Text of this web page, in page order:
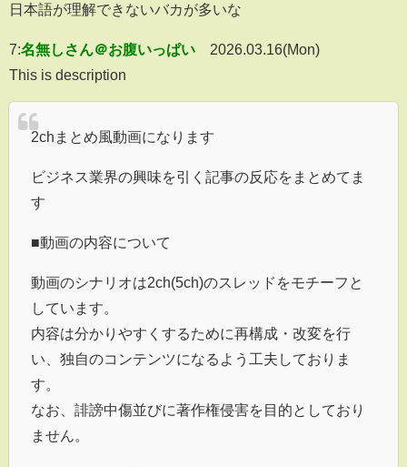
日本語が理解できないバカが多いな
7:名無しさん＠お腹いっぱい
2026.03.16(Mon)
This is description
2chまとめ風動画になります
ビジネス業界の興味を引く記事の反応をまとめてま
す
■動画の内容について
動画のシナリオは2ch(5ch)のスレッドをモチーフと
しています。
内容は分かりやすくするために再構成・改変を行
い、独自のコンテンツになるよう工夫しておりま
す。
なお、誹謗中傷並びに著作権侵害を目的としており
ません。